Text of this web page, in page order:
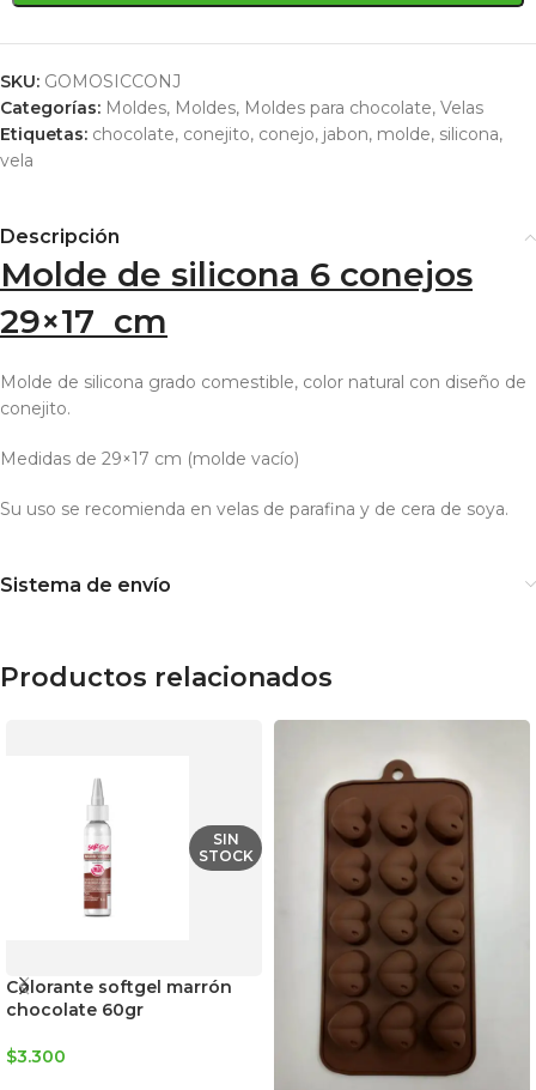
SKU: GOMOSICCONJ
Categorías: Moldes, Moldes, Moldes para chocolate, Velas
Etiquetas: chocolate, conejito, conejo, jabon, molde, silicona,
vela
Descripción
Molde de silicona 6 conejos
29×17 cm
Molde de silicona grado comestible, color natural con diseño de
conejito.
Medidas de 29×17 cm (molde vacío)
Su uso se recomienda en velas de parafina y de cera de soya.
Sistema de envío
Productos relacionados
SIN
STOCK
Colorante softgel marrón
chocolate 60gr
$3.300